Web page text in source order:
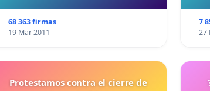
68 363 firmas
19 Mar 2011
7
27
Protestamos contra el cierre de